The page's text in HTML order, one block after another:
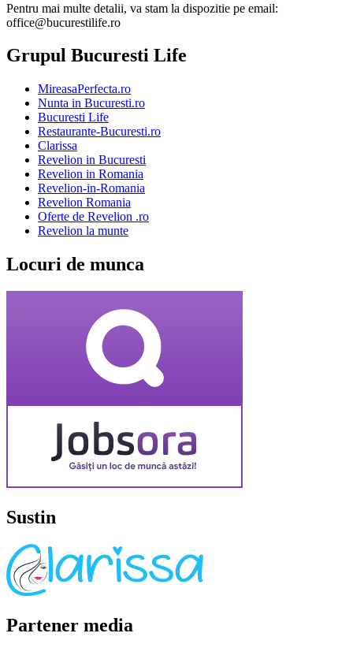
Pentru mai multe detalii, va stam la dispozitie pe email:
office@bucurestilife.ro
Grupul Bucuresti Life
MireasaPerfecta.ro
Nunta in Bucuresti.ro
Bucuresti Life
Restaurante-Bucuresti.ro
Clarissa
Revelion in Bucuresti
Revelion in Romania
Revelion-in-Romania
Revelion Romania
Oferte de Revelion .ro
Revelion la munte
Locuri de munca
Sustin
Partener media